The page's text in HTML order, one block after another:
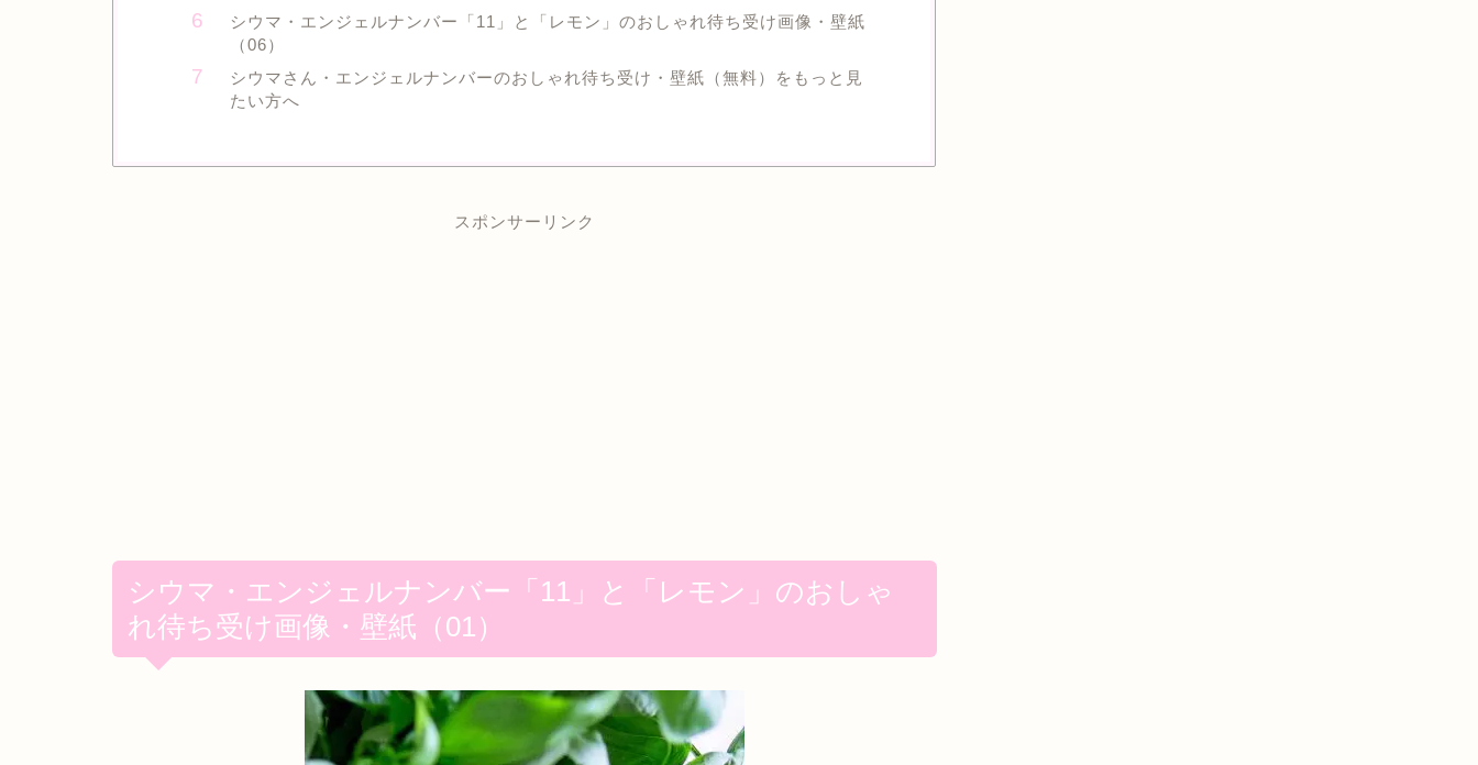
シウマ・エンジェルナンバー「11」と「レモン」のおしゃれ待ち受け画像・壁紙
（06）
シウマさん・エンジェルナンバーのおしゃれ待ち受け・壁紙（無料）をもっと見
たい方へ
スポンサーリンク
シウマ・エンジェルナンバー「11」と「レモン」のおしゃ
れ待ち受け画像・壁紙（01）